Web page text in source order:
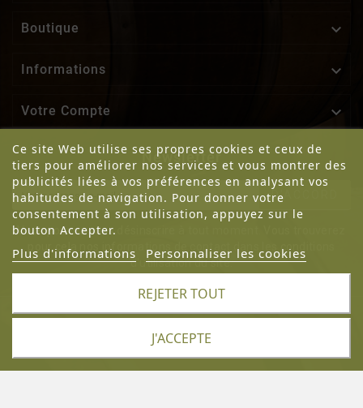
Boutique 
Informations 
Votre Compte 
Newsletter
D'ACCORD
Vous pouvez vous désinscrire à tout moment. Vous trouverez
pour cela nos informations de contact dans les conditions
d'utilisation du site.
Ce site Web utilise ses propres cookies et ceux de
tiers pour améliorer nos services et vous montrer des
publicités liées à vos préférences en analysant vos
habitudes de navigation. Pour donner votre
consentement à son utilisation, appuyez sur le
bouton Accepter.
Plus d'informations Personnaliser les cookies
REJETER TOUT
J'ACCEPTE